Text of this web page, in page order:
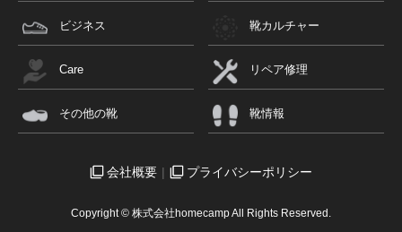
ビジネス 靴カルチャー
Care リペア修理
その他の靴 靴情報
会社概要 プライバシーポリシー
Copyright © 株式会社homecamp All Rights Reserved.